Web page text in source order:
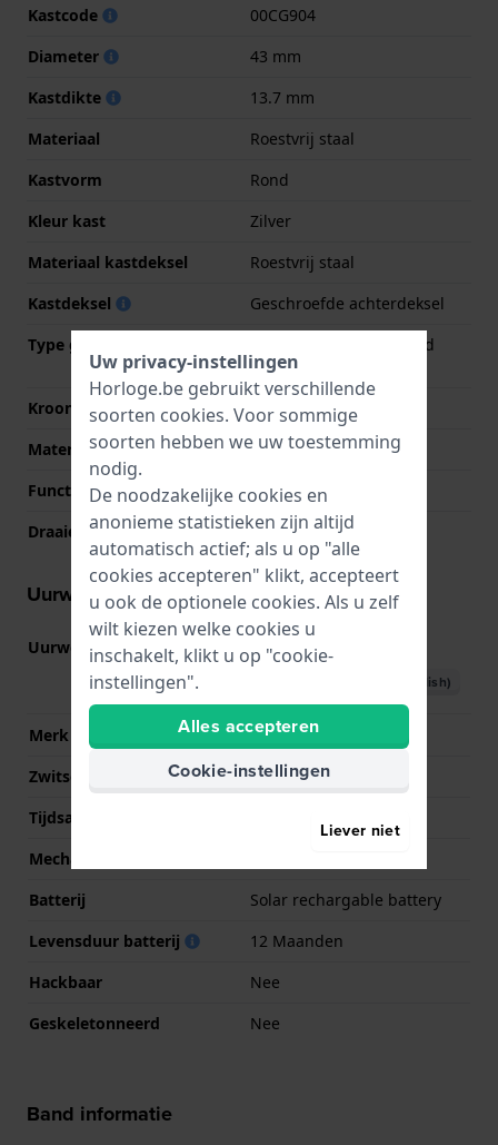
Kastcode
00CG904
Diameter
43 mm
Kastdikte
13.7 mm
Materiaal
Roestvrij staal
Kastvorm
Rond
Kleur kast
Zilver
Materiaal kastdeksel
Roestvrij staal
Kastdeksel
Geschroefde achterdeksel
Type glas
Enkelvoudig ontspiegeld
saffierglas
Kroon
Druk kroon
Materiaal bezel
Roestvrij staal
Functie ring
Luchtvaart functies
Draaiende ring
Bi-directioneel
Uurwerk informatie
Uurwerk nr. U830 (Bekijk specificaties
Download handboek (English)
Merk uurwerk
Citizen
Zwitsers uurwerk
Nee
Tijdsaanduiding
Mechanisme
Batterij
Solar rechargable battery
Levensduur batterij
12 Maanden
Hackbaar
Nee
Geskeletonneerd
Nee
Band informatie
Uw privacy-instellingen
Horloge.be gebruikt verschillende
soorten cookies. Voor sommige
soorten hebben we uw toestemming
nodig.
De noodzakelijke cookies en
anonieme statistieken zijn altijd
automatisch actief; als u op "alle
cookies accepteren" klikt, accepteert
u ook de optionele cookies. Als u zelf
wilt kiezen welke cookies u
inschakelt, klikt u op "cookie-
instellingen".
Alles accepteren
Cookie-instellingen
Liever niet